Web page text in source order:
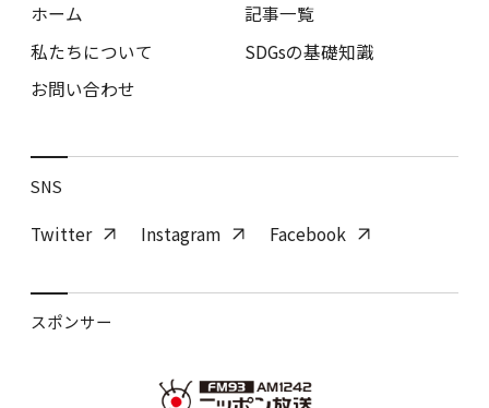
ホーム
記事一覧
私たちについて
SDGsの基礎知識
お問い合わせ
SNS
Twitter Instagram Facebook
スポンサー